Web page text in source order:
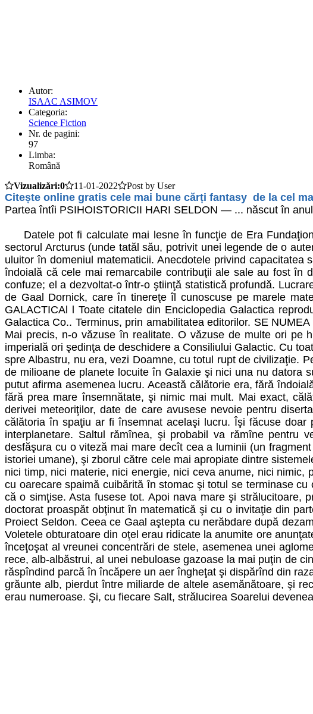
Autor:
ISAAC ASIMOV
Categoria:
Science Fiction
Nr. de pagini:
97
Limba:
Română
Vizualizări:0
11-01-2022 Post by User
Citește online gratis cele mai bune cărți fantasy de la cel
Partea întîi PSIHOISTORICII HARI SELDON ― ... născut în
Datele pot fi calculate mai lesne în funcţie de Era
sectorul Arcturus (unde tatăl său, potrivit unei legende de o
uluitor în domeniul matematicii. Anecdotele privind
îndoială că cele mai remarcabile contribuţii ale sale au fost în
confuze; el a dezvoltat-o într-o ştiinţă statistică profundă.
de Gaal Dornick, care în tinereţe îl cunoscuse pe marele
GALACTICAl l Toate citatele din Enciclopedia Galactica
Galactica Co.. Terminus, prin amabilitatea editorilor. SE
Mai precis, n-o văzuse în realitate. O văzuse de multe ori pe
imperială ori şedinţa de deschidere a Consiliului Galactic. Cu
spre Albastru, nu era, vezi Doamne, cu totul rupt de civilizaţie.
de milioane de planete locuite în Galaxie şi nici una nu datora
putut afirma asemenea lucru. Această călătorie era, fără
fără prea mare însemnătate, şi nimic mai mult. Mai exact,
derivei meteoriţilor, date de care avusese nevoie pentru
călătoria în spaţiu ar fi însemnat acelaşi lucru. Îşi făcuse
interplanetare. Saltul rămînea, şi probabil va rămîne pentru
desfăşura cu o viteză mai mare decît cea a luminii (un
istoriei umane), şi zborul către cele mai apropiate dintre
nici timp, nici materie, nici energie, nici ceva anume, nici
cu oarecare spaimă cuibărită în stomac şi totul se terminase
că o simţise. Asta fusese tot. Apoi nava mare şi strălucitoare,
doctorat proaspăt obţinut în matematică şi cu o invitaţie din
Proiect Seldon. Ceea ce Gaal aştepta cu nerăbdare după
Voletele obturatoare din oţel erau ridicate la anumite ore
înceţoşat al vreunei concentrări de stele, asemenea unei
rece, alb-albăstrui, al unei nebuloase gazoase la mai puţin de
răspîndind parcă în încăpere un aer îngheţat şi dispărînd din
grăunte alb, pierdut între miliarde de altele asemănătoare, şi
erau numeroase. Şi, cu fiecare Salt, strălucirea Soarelui